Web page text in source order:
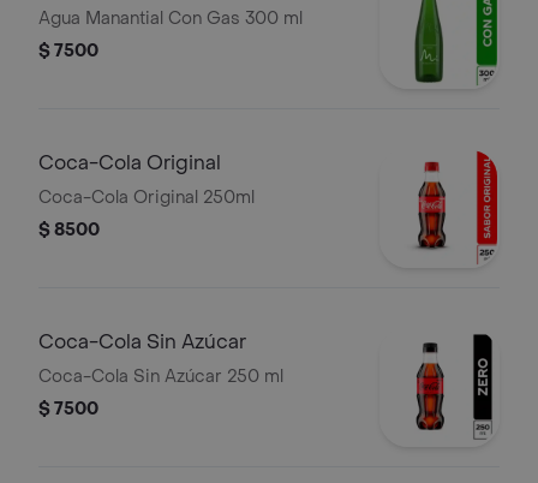
Agua Manantial Con Gas 300 ml
$ 7500
Coca-Cola Original
Coca-Cola Original 250ml
$ 8500
Coca-Cola Sin Azúcar
Coca-Cola Sin Azúcar 250 ml
$ 7500